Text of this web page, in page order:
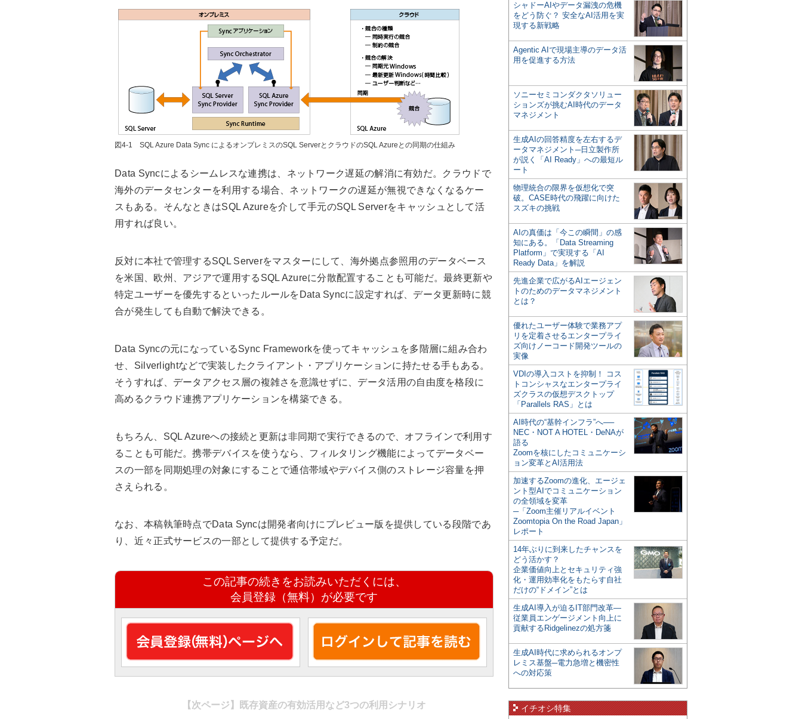
図4-1 SQL Azure Data Sync によるオンプレミスのSQL ServerとクラウドのSQL Azureとの同期の仕組み
Data Syncによるシームレスな連携は、ネットワーク遅延の解消に有効だ。クラウドで
海外のデータセンターを利用する場合、ネットワークの遅延が無視できなくなるケー
スもある。そんなときはSQL Azureを介して手元のSQL Serverをキャッシュとして活
用すれば良い。
反対に本社で管理するSQL Serverをマスターにして、海外拠点参照用のデータベース
を米国、欧州、アジアで運用するSQL Azureに分散配置することも可能だ。最終更新や
特定ユーザーを優先するといったルールをData Syncに設定すれば、データ更新時に競
合が発生しても自動で解決できる。
Data Syncの元になっているSync Frameworkを使ってキャッシュを多階層に組み合わ
せ、Silverlightなどで実装したクライアント・アプリケーションに持たせる手もある。
そうすれば、データアクセス層の複雑さを意識せずに、データ活用の自由度を格段に
高めるクラウド連携アプリケーションを構築できる。
もちろん、SQL Azureへの接続と更新は非同期で実行できるので、オフラインで利用す
ることも可能だ。携帯デバイスを使うなら、フィルタリング機能によってデータベー
スの一部を同期処理の対象にすることで通信帯域やデバイス側のストレージ容量を押
さえられる。
なお、本稿執筆時点でData Syncは開発者向けにプレビュー版を提供している段階であ
り、近々正式サービスの一部として提供する予定だ。
この記事の続きをお読みいただくには、
会員登録（無料）が必要です
【次ページ】 既存資産の有効活用など3つの利用シナリオ
シャドーAIやデータ漏洩の危機
をどう防ぐ？ 安全なAI活用を実
現する新戦略
Agentic AIで現場主導のデータ活
用を促進する方法
ソニーセミコンダクタソリュー
ションズが挑むAI時代のデータ
マネジメント
生成AIの回答精度を左右するデ
ータマネジメント─日立製作所
が説く「AI Ready」への最短ル
ート
物理統合の限界を仮想化で突
破。CASE時代の飛躍に向けた
スズキの挑戦
AIの真価は「今この瞬間」の感
知にある。「Data Streaming
Platform」で実現する「AI
Ready Data」を解説
先進企業で広がるAIエージェン
トのためのデータマネジメント
とは？
優れたユーザー体験で業務アプ
リを定着させるエンタープライ
ズ向けノーコード開発ツールの
実像
VDIの導入コストを抑制！ コス
トコンシャスなエンタープライ
ズクラスの仮想デスクトップ
「Parallels RAS」とは
AI時代の“基幹インフラ”へ──
NEC・NOT A HOTEL・DeNAが
語る
Zoomを核にしたコミュニケーシ
ョン変革とAI活用法
加速するZoomの進化、エージェ
ント型AIでコミュニケーション
の全領域を変革
─「Zoom主催リアルイベント
Zoomtopia On the Road Japan」
レポート
14年ぶりに到来したチャンスを
どう活かす？
企業価値向上とセキュリティ強
化・運用効率化をもたらす自社
だけの“ドメイン”とは
生成AI導入が迫るIT部門改革―
従業員エンゲージメント向上に
貢献するRidgelinezの処方箋
生成AI時代に求められるオンプ
レミス基盤─電力急増と機密性
への対応策
イチオシ特集